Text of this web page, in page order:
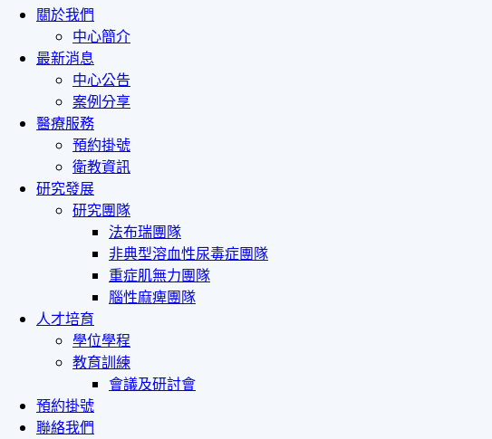
Toggle
navigation
關於我們
中心簡介
最新消息
中心公告
案例分享
醫療服務
預約掛號
衛教資訊
研究發展
研究團隊
法布瑞團隊
非典型溶血性尿毒症團隊
重症肌無力團隊
腦性麻痺團隊
人才培育
學位學程
教育訓練
會議及研討會
預約掛號
聯絡我們